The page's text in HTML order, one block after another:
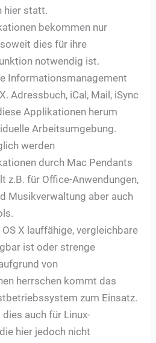
hier statt.
bekommen nur
dies für ihre
notwendig ist.
Informationsmanagement
Adressbuch, iCal, Mail, iSync
Applikationen herum
Arbeitsumgebung.
werden
durch Mac Pendants
z.B. für Office-Anwendungen,
Musikverwaltung aber auch
X lauffähige, vergleichbare
ist oder strenge
von
herrschen kommt das
zum Einsatz.
auch für Linux-
hier jedoch nicht